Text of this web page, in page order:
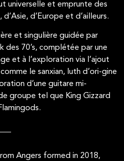
universelle et emprunte des
d’Europe et d’ailleurs.
et singulière guidée par
des 70’s, complétée par une
et à l’exploration via l’ajout
le sanxian, luth d’ori-gine
d’une guitare mi-
groupe tel que King Gizzard
Angers formed in 2018,